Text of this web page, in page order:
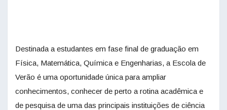
Destinada a estudantes em fase final de graduação em
Física, Matemática, Química e Engenharias, a Escola de
Verão é uma oportunidade única para ampliar
conhecimentos, conhecer de perto a rotina acadêmica e
de pesquisa de uma das principais instituições de ciência